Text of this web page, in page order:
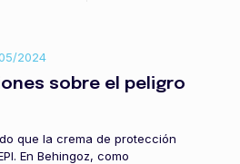
2024
sobre el peligro
que la crema de protección
En Behingoz, como